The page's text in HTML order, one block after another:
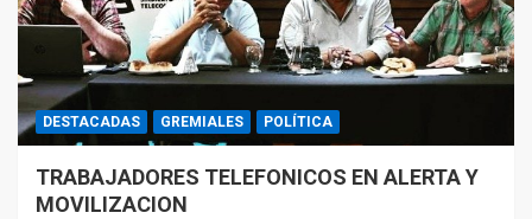
DESTACADAS GREMIALES POLÍTICA
TRABAJADORES TELEFONICOS EN ALERTA Y
MOVILIZACION